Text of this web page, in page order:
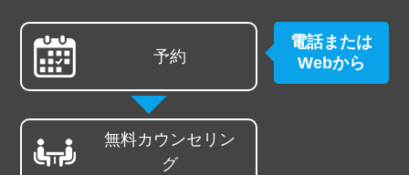
電話または
Webから
予約
無料カウンセリン
グ